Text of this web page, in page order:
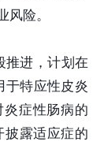
险。
推进，计划在
于特应性皮炎
症性肠病的
披露适应症的